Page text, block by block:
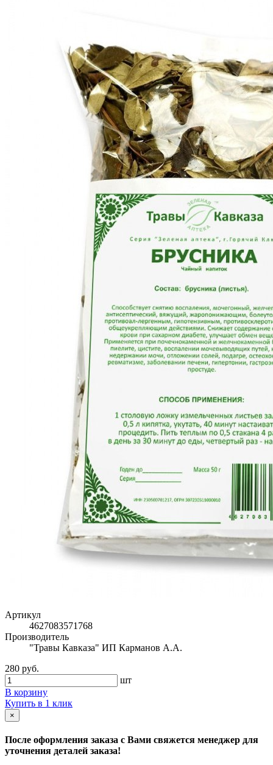
Артикул
4627083571768
Производитель
"Травы Кавказа" ИП Карманов А.А.
280 руб.
шт
В корзину
Купить в 1 клик
×
После оформления заказа с Вами свяжется менеджер для
уточнения деталей заказа!